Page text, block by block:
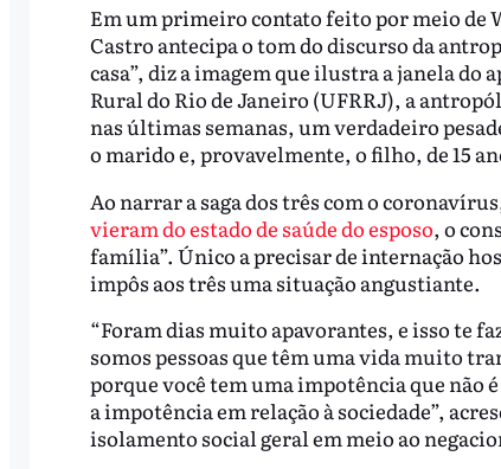
Em um primeiro contato feito por meio de
Castro antecipa o tom do discurso da
casa”, diz a imagem que ilustra a janela
Rural do Rio de Janeiro (UFRRJ), a
nas últimas semanas, um verdadeiro
o marido e, provavelmente, o filho, de 15
Ao narrar a saga dos três com o
vieram do estado de saúde do esposo, o
família”. Único a precisar de internação
impôs aos três uma situação angustiante.
“Foram dias muito apavorantes, e isso te
somos pessoas que têm uma vida muito
porque você tem uma impotência que não
a impotência em relação à sociedade”,
isolamento social geral em meio ao